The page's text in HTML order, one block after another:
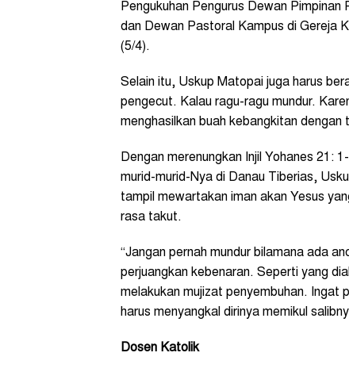
Pengukuhan Pengurus Dewan
dan Dewan Pastoral Kampus di Gereja
(5/4).
Selain itu, Uskup Matopai juga harus
pengecut. Kalau ragu-ragu mundur.
menghasilkan buah kebangkitan dengan
Dengan merenungkan Injil Yohanes 21:
murid-murid-Nya di Danau Tiberias,
tampil mewartakan iman akan Yesus
rasa takut.
“Jangan pernah mundur bilamana ada
perjuangkan kebenaran. Seperti yang
melakukan mujizat penyembuhan. Ingat
harus menyangkal dirinya memikul
Dosen Katolik